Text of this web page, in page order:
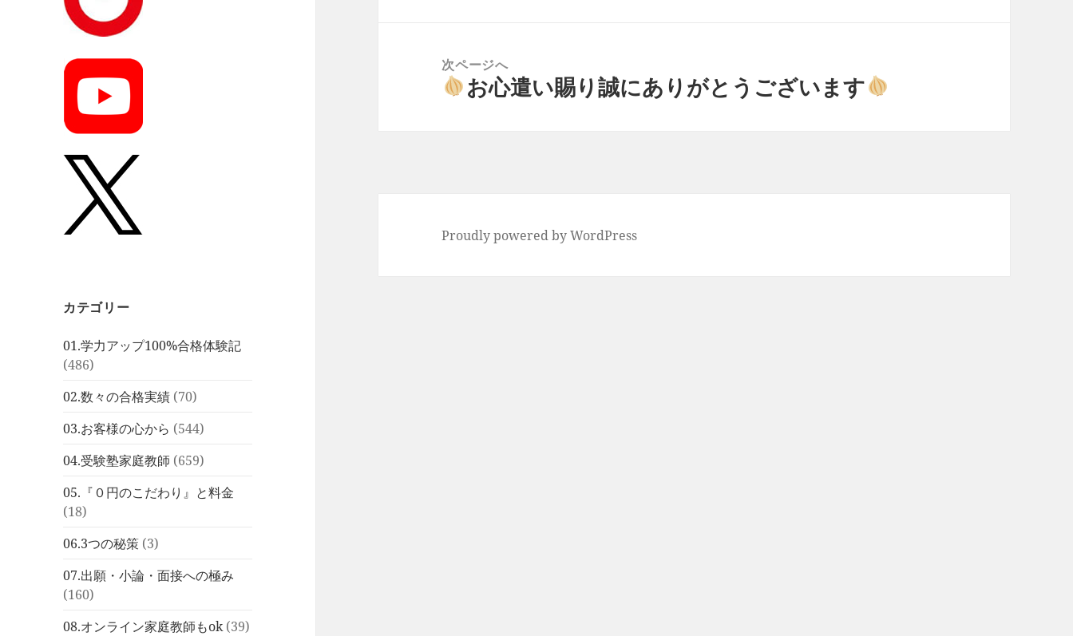
カテゴリー
01.学力アップ100%合格体験記
(486)
02.数々の合格実績 (70)
03.お客様の心から (544)
04.受験塾家庭教師 (659)
05.『０円のこだわり』と料金
(18)
06.3つの秘策 (3)
07.出願・小論・面接への極み
(160)
08.オンライン家庭教師もok(39)
次ページへ
次 お心遣い賜り誠にありがとうございます
Proudly powered by WordPress